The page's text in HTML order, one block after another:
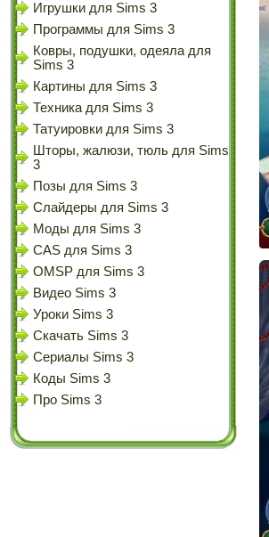
Игрушки для Sims 3
Программы для Sims 3
Ковры, подушки, одеяла для
Sims 3
Картины для Sims 3
Техника для Sims 3
Татуировки для Sims 3
Шторы, жалюзи, тюль для Sims
3
Позы для Sims 3
Слайдеры для Sims 3
Моды для Sims 3
CAS для Sims 3
OMSP для Sims 3
Видео Sims 3
Уроки Sims 3
Скачать Sims 3
Сериалы Sims 3
Коды Sims 3
Про Sims 3